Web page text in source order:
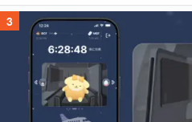
3